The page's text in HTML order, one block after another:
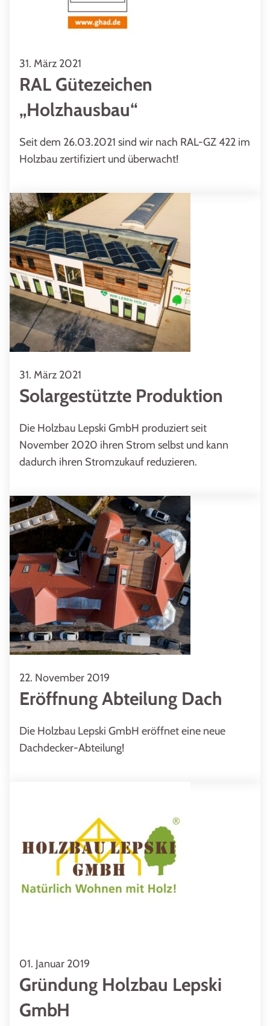
31. März 2021
RAL Gütezeichen
„Holzhausbau“
Seit dem 26.03.2021 sind wir nach RAL-GZ 422 im
Holzbau zertifiziert und überwacht!
31. März 2021
Solargestützte Produktion
Die Holzbau Lepski GmbH produziert seit
November 2020 ihren Strom selbst und kann
dadurch ihren Stromzukauf reduzieren.
22. November 2019
Eröffnung Abteilung Dach
Die Holzbau Lepski GmbH eröffnet eine neue
Dachdecker-Abteilung!
01. Januar 2019
Gründung Holzbau Lepski
GmbH